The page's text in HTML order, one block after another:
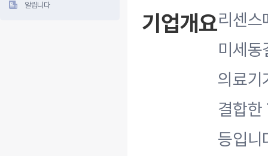
알립니다
기업개요리센
미세
의료기
결합
등입니